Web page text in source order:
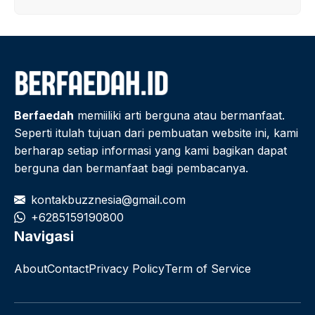
Berfaedah memiiliki arti berguna atau bermanfaat.
Seperti itulah tujuan dari pembuatan website ini, kami
berharap setiap informasi yang kami bagikan dapat
berguna dan bermanfaat bagi pembacanya.
kontakbuzznesia@gmail.com
+6285159190800
Navigasi
AboutContactPrivacy PolicyTerm of Service